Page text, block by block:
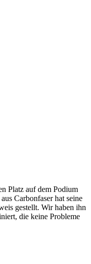
Platz auf dem Podium
Carbonfaser hat seine
gestellt. Wir haben ihn
die keine Probleme